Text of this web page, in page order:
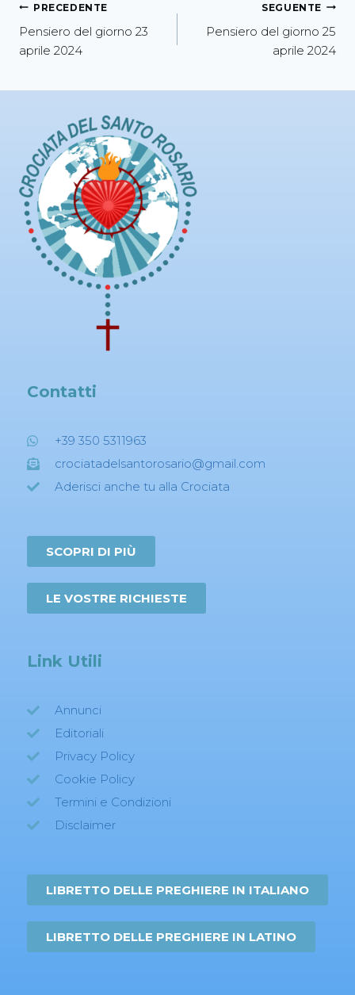
PRECEDENTE
Pensiero del giorno 23
aprile 2024
SEGUENTE
Pensiero del giorno 25
aprile 2024
Contatti
+39 350 5311963
crociatadelsantorosario@gmail.com
Aderisci anche tu alla Crociata
SCOPRI DI PIÙ
LE VOSTRE RICHIESTE
Link Utili
Annunci
Editoriali
Privacy Policy
Cookie Policy
Termini e Condizioni
Disclaimer
LIBRETTO DELLE PREGHIERE IN ITALIANO
LIBRETTO DELLE PREGHIERE IN LATINO